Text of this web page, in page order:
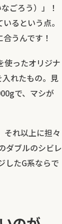
ごろう）」！
るという点。
うんです！
使ったオリジナ
れたもの。見
で、マシが
それ以上に担々
ダブルのシビレ
したG系ならで